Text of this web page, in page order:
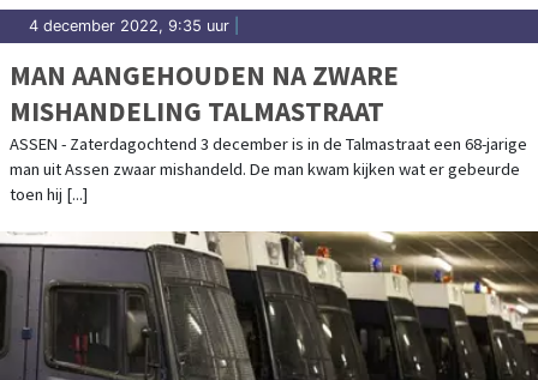
4 december 2022, 9:35 uur
MAN AANGEHOUDEN NA ZWARE
MISHANDELING TALMASTRAAT
ASSEN - Zaterdagochtend 3 december is in de Talmastraat een 68-jarige
man uit Assen zwaar mishandeld. De man kwam kijken wat er gebeurde
toen hij [...]